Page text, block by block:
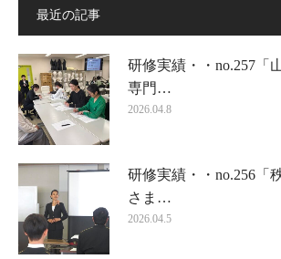
最近の記事
研修実績・・no.257「
専門…
2026.04.8
研修実績・・no.256「
さま…
2026.04.5